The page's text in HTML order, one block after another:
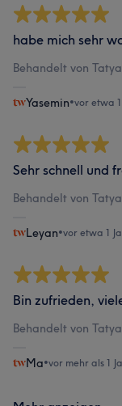
habe mich sehr
Behandelt von
Yasemin•vor etwa
Sehr schnell und
Behandelt von
Leyan•vor etwa 1
Bin zufrieden,
Behandelt von
Ma•vor mehr als 1